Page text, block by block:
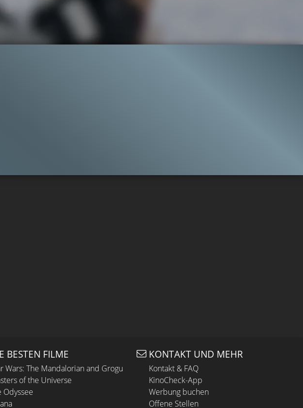
BESTEN FILME
Wars: The Mandalorian and Grogu
of the Universe
Odyssee
KONTAKT UND MEHR
Kontakt & FAQ
KinoCheck-App
Werbung buchen
Offene Stellen